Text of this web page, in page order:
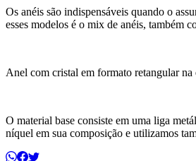
Os anéis são indispensáveis quando o
esses modelos é o mix de anéis, também
Anel com cristal em formato retangular na
O material base consiste em uma liga
níquel em sua composição e utilizamos